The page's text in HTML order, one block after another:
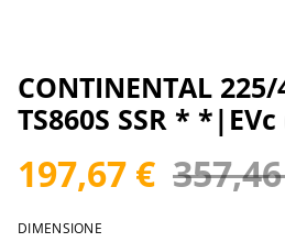
CONTINENTAL
TS860S SSR *
197,67 €
DIMENSIONE